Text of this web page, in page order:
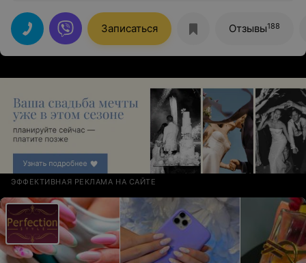
прекрасную сторону. Много много много света и
простора. Уютно, комфортно и по душе, по моей так
уже точно
Записаться Отзывы188
ЭФФЕКТИВНАЯ РЕКЛАМА НА САЙТЕ